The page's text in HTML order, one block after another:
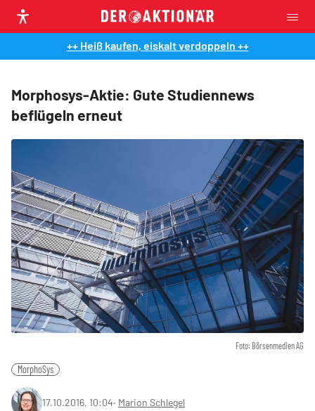
++ Heiß kaufen, eiskalt verdoppeln ++
Morphosys-Aktie: Gute Studiennews
beflügeln erneut
Foto: Börsenmedien AG
MorphoSys
17.10.2016, 10:04‧ Marion Schlegel